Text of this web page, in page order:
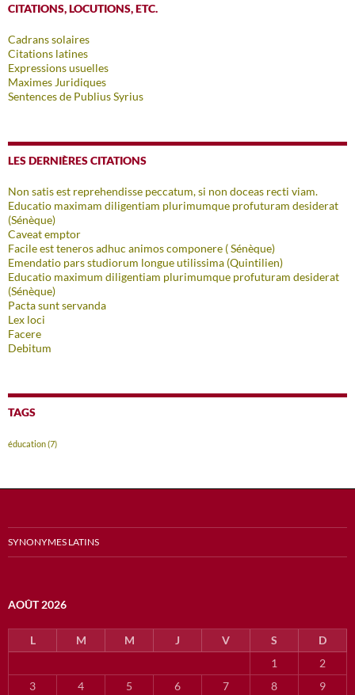
CITATIONS, LOCUTIONS, ETC.
Cadrans solaires
Citations latines
Expressions usuelles
Maximes Juridiques
Sentences de Publius Syrius
LES DERNIÈRES CITATIONS
Non satis est reprehendisse peccatum, si non doceas recti viam.
Educatio maximam diligentiam plurimumque profuturam desiderat
(Sénèque)
Caveat emptor
Facile est teneros adhuc animos componere ( Sénèque)
Emendatio pars studiorum longue utilissima (Quintilien)
Educatio maximum diligentiam plurimumque profuturam desiderat
(Sénèque)
Pacta sunt servanda
Lex loci
Facere
Debitum
TAGS
éducation(7)
SYNONYMES LATINS
AOÛT 2026
L M M J V S
D
1
2
3
4 5 6 7 8 9